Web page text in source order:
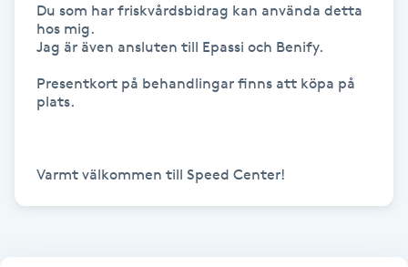
Hypnos
Hårförlängning
Du som har friskvårdsbidrag kan använda detta
hos mig.
Jag är även ansluten till Epassi och Benify.
Presentkort på behandlingar finns att köpa på
plats.
Varmt välkommen till Speed Center!